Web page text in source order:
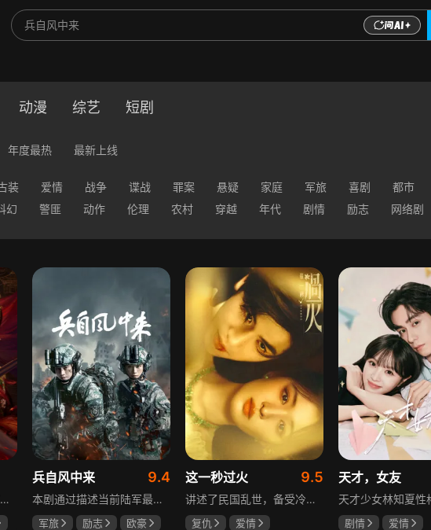
动漫 综艺 短剧
年度最热 最新上线
装 爱情 战争 谍战 罪案 悬疑 家庭 军旅 喜剧 都市
幻 警匪 动作 伦理 农村 穿越 年代 剧情 励志 网络剧
该剧讲述魔头将军强娶沉迷机关术的财迷假千金，两人从契约夫妻起步，在生死局中互扒马甲，爱意与杀意交织共生。过程中他们揭露朝堂阴谋，破解生死乱局，最终共同守护家国太平，融合了权谋、爱情、冒险等多重元素，情节跌宕起伏。
兵自风中来 9.4
本剧通过描述当前陆军最具新型作战特色的特战、空突、侦察、信息等代表性兵种的官兵练兵备战，在历次实战演习中磨砺意志技能、逐渐形成新质作战能力等故事，反映了某集团军党委坚决落实习主席新时代强军思想，着眼打造一流陆军，谋划转型，大力推进战斗力建设的历史担当，浓缩了陆军官兵改革面前备战打仗矢志强军的铁血追求、展现了新时代陆军官兵积极投身军队转型的全新风貌，是一部融合备战打仗、青春成长励志、英雄主义传承，同时将军人荣誉、使命、爱情熔为一炉的军事题材正能量大剧。
军旅 励志
欧豪
这一秒过火 9.5
讲述了民国乱世，备受冷眼的世家少爷慕容清峄与饱受苦难的复仇孤女任素素阴差阳错结缘相识，却因误会含恨而别。两人再重逢，却身份错位，陷入爱恨交织的极限拉扯中。二人历经世事波折与生离死别，最后携手直面乱世危局。
复仇
爱情
天才，女友
剧情
爱情